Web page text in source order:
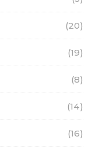
(20)
(19)
(8)
(14)
(16)